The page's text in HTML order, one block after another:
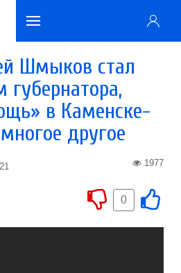
Шмыков стал
губернатора,
в Каменске-
другое
1977
0